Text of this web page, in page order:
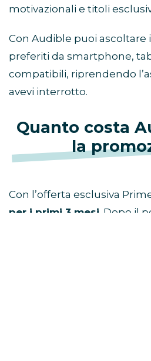
motivazionali e titoli
Con Audible puoi
preferiti da smartphone,
compatibili, riprendendo
avevi interrotto.
Quanto costa
la
Con l’offerta esclusiva
per i primi 3 mesi . Dopo il